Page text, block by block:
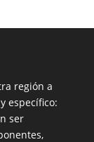
región a
específico:
ser